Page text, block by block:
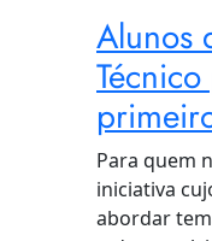
Alunos
Para quem
iniciativa
abordar